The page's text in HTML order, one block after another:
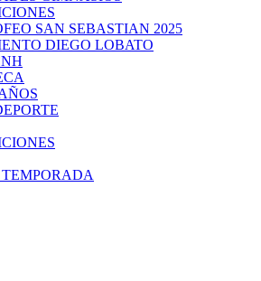
SAN SEBASTIAN 2025
DIEGO LOBATO